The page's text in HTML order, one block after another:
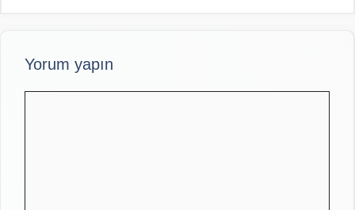
Yorum yapın